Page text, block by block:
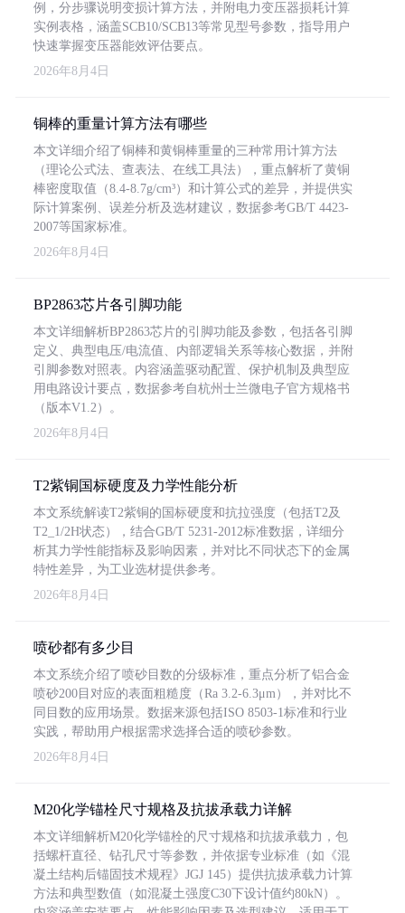
例，分步骤说明变损计算方法，并附电力变压器损耗计算
实例表格，涵盖SCB10/SCB13等常见型号参数，指导用户
快速掌握变压器能效评估要点。
2026年8月4日
铜棒的重量计算方法有哪些
本文详细介绍了铜棒和黄铜棒重量的三种常用计算方法
（理论公式法、查表法、在线工具法），重点解析了黄铜
棒密度取值（8.4-8.7g/cm³）和计算公式的差异，并提供实
际计算案例、误差分析及选材建议，数据参考GB/T 4423-
2007等国家标准。
2026年8月4日
BP2863芯片各引脚功能
本文详细解析BP2863芯片的引脚功能及参数，包括各引脚
定义、典型电压/电流值、内部逻辑关系等核心数据，并附
引脚参数对照表。内容涵盖驱动配置、保护机制及典型应
用电路设计要点，数据参考自杭州士兰微电子官方规格书
（版本V1.2）。
2026年8月4日
T2紫铜国标硬度及力学性能分析
本文系统解读T2紫铜的国标硬度和抗拉强度（包括T2及
T2_1/2H状态），结合GB/T 5231-2012标准数据，详细分
析其力学性能指标及影响因素，并对比不同状态下的金属
特性差异，为工业选材提供参考。
2026年8月4日
喷砂都有多少目
本文系统介绍了喷砂目数的分级标准，重点分析了铝合金
喷砂200目对应的表面粗糙度（Ra 3.2-6.3μm），并对比不
同目数的应用场景。数据来源包括ISO 8503-1标准和行业
实践，帮助用户根据需求选择合适的喷砂参数。
2026年8月4日
M20化学锚栓尺寸规格及抗拔承载力详解
本文详细解析M20化学锚栓的尺寸规格和抗拔承载力，包
括螺杆直径、钻孔尺寸等参数，并依据专业标准（如《混
凝土结构后锚固技术规程》JGJ 145）提供抗拔承载力计算
方法和典型数值（如混凝土强度C30下设计值约80kN）。